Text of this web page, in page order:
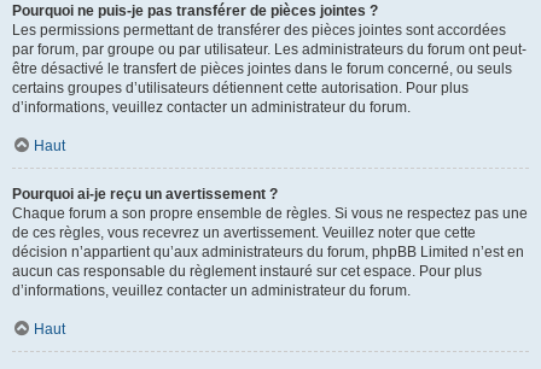
Pourquoi ne puis-je pas transférer de pièces jointes ?
Les permissions permettant de transférer des pièces jointes sont accordées
par forum, par groupe ou par utilisateur. Les administrateurs du forum ont peut-
être désactivé le transfert de pièces jointes dans le forum concerné, ou seuls
certains groupes d’utilisateurs détiennent cette autorisation. Pour plus
d’informations, veuillez contacter un administrateur du forum.
Haut
Pourquoi ai-je reçu un avertissement ?
Chaque forum a son propre ensemble de règles. Si vous ne respectez pas une
de ces règles, vous recevrez un avertissement. Veuillez noter que cette
décision n’appartient qu’aux administrateurs du forum, phpBB Limited n’est en
aucun cas responsable du règlement instauré sur cet espace. Pour plus
d’informations, veuillez contacter un administrateur du forum.
Haut